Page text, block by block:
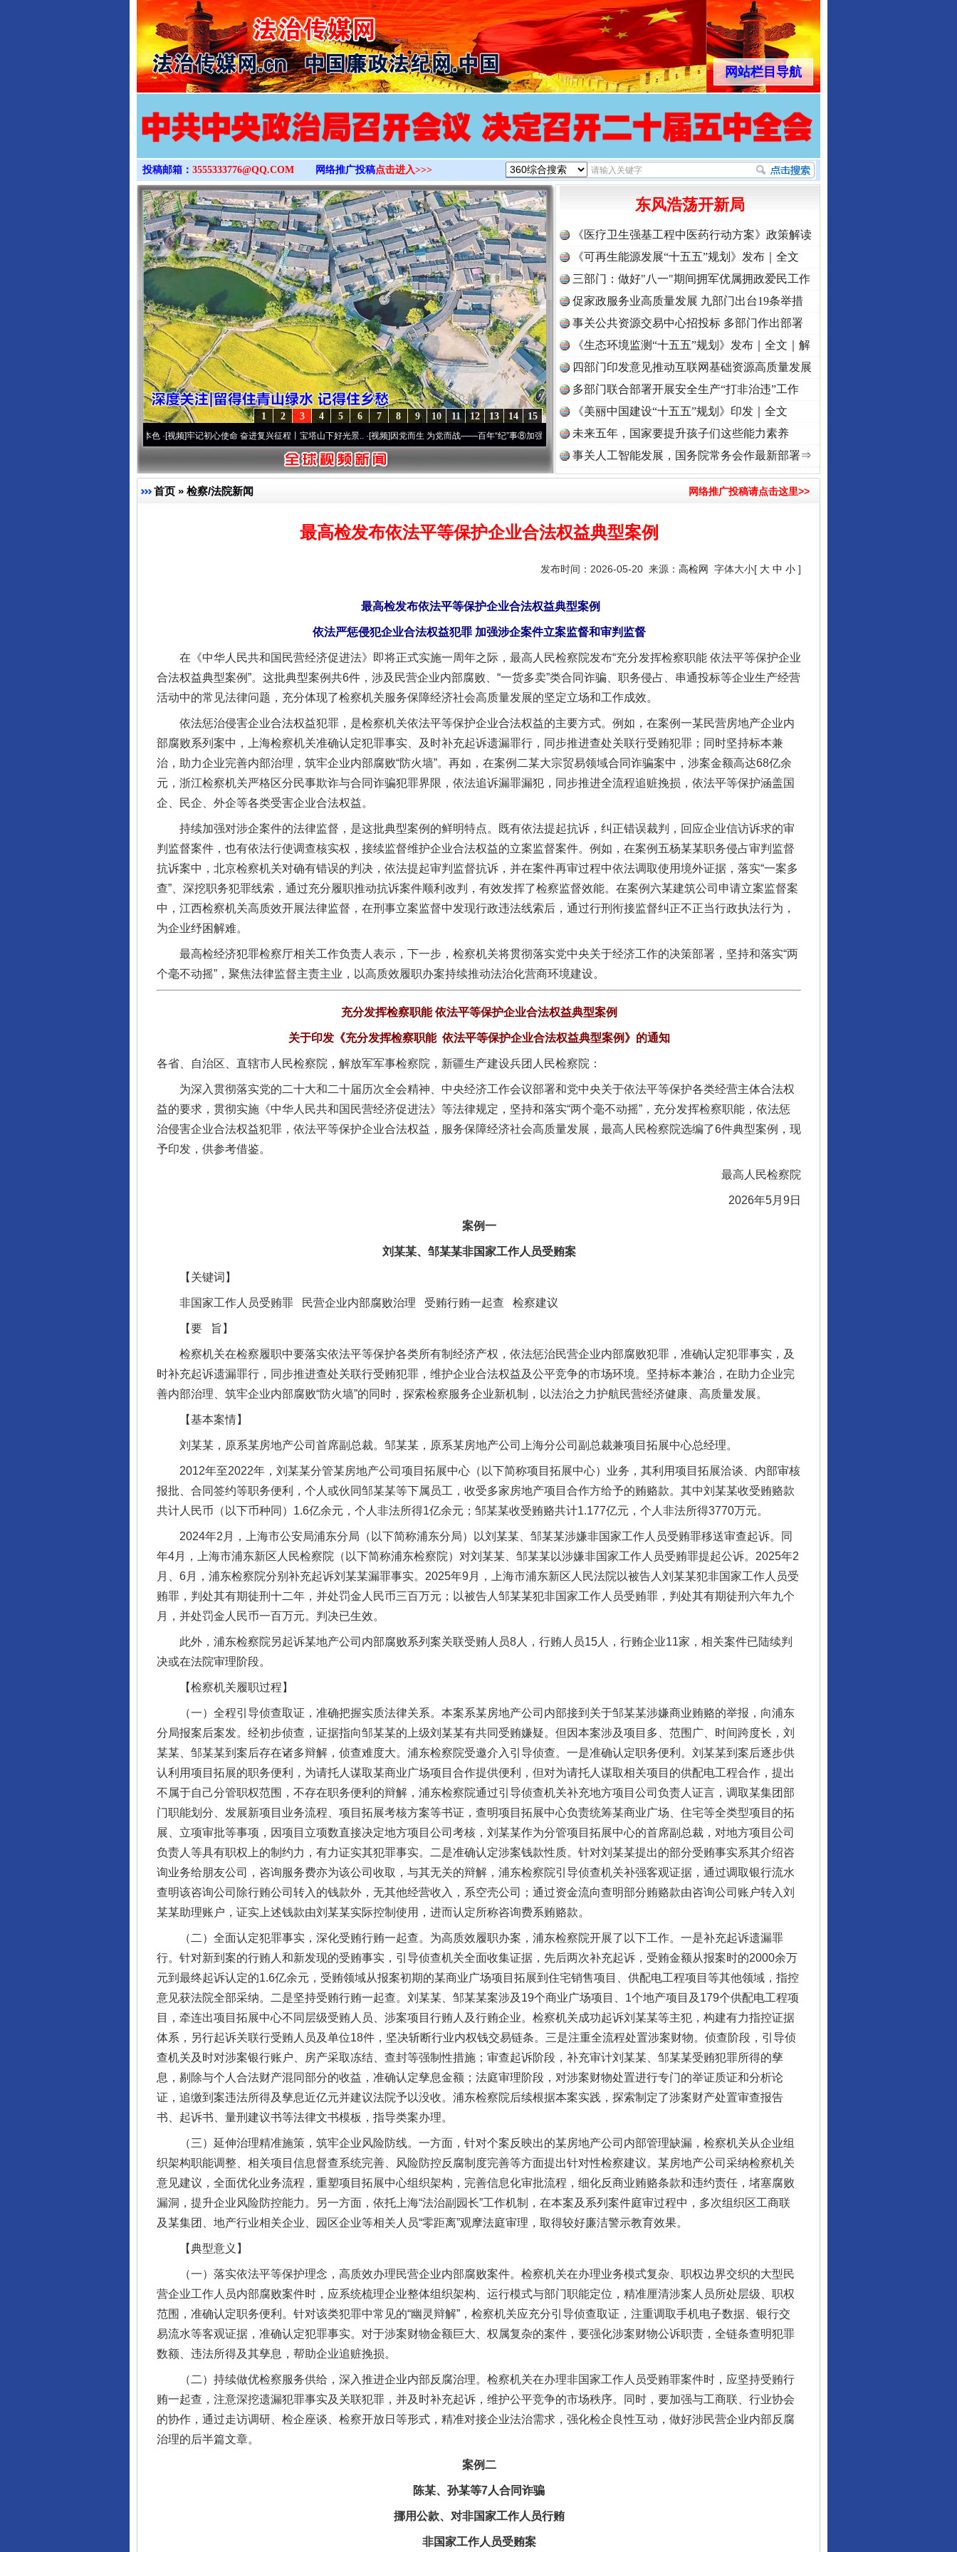
>
网站栏目导航
投稿邮箱： 3555333776@QQ.COM 网络推广投稿点击进入>>>
15
14
13
12
11
10
9
8
7
6
5
4
3
2
1
牢记初心使命 奋进复兴征程丨宝塔山下好光景..·[视频]因党而生 为党而战——百年“纪”事⑧加强纪律..·[视频] 牢记初心使命 奋进复兴征程丨“转折之城”激荡..·[视频]牢记初心使命 奋进复兴征程丨红船起航处 潮起..
东风浩荡开新局
《医疗卫生强基工程中医药行动方案》政策解读
《可再生能源发展“十五五”规划》发布｜全文
三部门：做好"八一"期间拥军优属拥政爱民工作
促家政服务业高质量发展 九部门出台19条举措
事关公共资源交易中心招投标 多部门作出部署
《生态环境监测“十五五”规划》发布｜全文｜解
读
四部门印发意见推动互联网基础资源高质量发展
多部门联合部署开展安全生产“打非治违”工作
《美丽中国建设“十五五”规划》印发｜全文
未来五年，国家要提升孩子们这些能力素养
事关人工智能发展，国务院常务会作最新部署⇒
首页 » 检察/法院新闻 网络推广投稿请点击这里>>
最高检发布依法平等保护企业合法权益典型案例
发布时间：2026-05-20 来源： 高检网 字体大小[ 大 中 小 ]
最高检发布依法平等保护企业合法权益典型案例
依法严惩侵犯企业合法权益犯罪 加强涉企案件立案监督和审判监督
在《中华人民共和国民营经济促进法》即将正式实施一周年之际，最高人民检察院发布“充分发挥检察职能 依法平等保护企业
合法权益典型案例”。这批典型案例共6件，涉及民营企业内部腐败、“一货多卖”类合同诈骗、职务侵占、串通投标等企业生产经营
活动中的常见法律问题，充分体现了检察机关服务保障经济社会高质量发展的坚定立场和工作成效。
依法惩治侵害企业合法权益犯罪，是检察机关依法平等保护企业合法权益的主要方式。例如，在案例一某民营房地产企业内
部腐败系列案中，上海检察机关准确认定犯罪事实、及时补充起诉遗漏罪行，同步推进查处关联行受贿犯罪；同时坚持标本兼
治，助力企业完善内部治理，筑牢企业内部腐败“防火墙”。再如，在案例二某大宗贸易领域合同诈骗案中，涉案金额高达68亿余
元，浙江检察机关严格区分民事欺诈与合同诈骗犯罪界限，依法追诉漏罪漏犯，同步推进全流程追赃挽损，依法平等保护涵盖国
企、民企、外企等各类受害企业合法权益。
持续加强对涉企案件的法律监督，是这批典型案例的鲜明特点。既有依法提起抗诉，纠正错误裁判，回应企业信访诉求的审
判监督案件，也有依法行使调查核实权，接续监督维护企业合法权益的立案监督案件。例如，在案例五杨某某职务侵占审判监督
抗诉案中，北京检察机关对确有错误的判决，依法提起审判监督抗诉，并在案件再审过程中依法调取使用境外证据，落实“一案多
查”、深挖职务犯罪线索，通过充分履职推动抗诉案件顺利改判，有效发挥了检察监督效能。在案例六某建筑公司申请立案监督案
中，江西检察机关高质效开展法律监督，在刑事立案监督中发现行政违法线索后，通过行刑衔接监督纠正不正当行政执法行为，
为企业纾困解难。
最高检经济犯罪检察厅相关工作负责人表示，下一步，检察机关将贯彻落实党中央关于经济工作的决策部署，坚持和落实“两
个毫不动摇”，聚焦法律监督主责主业，以高质效履职办案持续推动法治化营商环境建设。
充分发挥检察职能 依法平等保护企业合法权益典型案例
关于印发《充分发挥检察职能 依法平等保护企业合法权益典型案例》的通知
各省、自治区、直辖市人民检察院，解放军军事检察院，新疆生产建设兵团人民检察院：
为深入贯彻落实党的二十大和二十届历次全会精神、中央经济工作会议部署和党中央关于依法平等保护各类经营主体合法权
益的要求，贯彻实施《中华人民共和国民营经济促进法》等法律规定，坚持和落实“两个毫不动摇”，充分发挥检察职能，依法惩
治侵害企业合法权益犯罪，依法平等保护企业合法权益，服务保障经济社会高质量发展，最高人民检察院选编了6件典型案例，现
予印发，供参考借鉴。
最高人民检察院
2026年5月9日
案例一
刘某某、邹某某非国家工作人员受贿案
【关键词】
非国家工作人员受贿罪 民营企业内部腐败治理 受贿行贿一起查 检察建议
【要 旨】
检察机关在检察履职中要落实依法平等保护各类所有制经济产权，依法惩治民营企业内部腐败犯罪，准确认定犯罪事实，及
时补充起诉遗漏罪行，同步推进查处关联行受贿犯罪，维护企业合法权益及公平竞争的市场环境。坚持标本兼治，在助力企业完
善内部治理、筑牢企业内部腐败“防火墙”的同时，探索检察服务企业新机制，以法治之力护航民营经济健康、高质量发展。
【基本案情】
刘某某，原系某房地产公司首席副总裁。邹某某，原系某房地产公司上海分公司副总裁兼项目拓展中心总经理。
2012年至2022年，刘某某分管某房地产公司项目拓展中心（以下简称项目拓展中心）业务，其利用项目拓展洽谈、内部审核
报批、合同签约等职务便利，个人或伙同邹某某等下属员工，收受多家房地产项目合作方给予的贿赂款。其中刘某某收受贿赂款
共计人民币（以下币种同）1.6亿余元，个人非法所得1亿余元；邹某某收受贿赂共计1.177亿元，个人非法所得3770万元。
2024年2月，上海市公安局浦东分局（以下简称浦东分局）以刘某某、邹某某涉嫌非国家工作人员受贿罪移送审查起诉。同
年4月，上海市浦东新区人民检察院（以下简称浦东检察院）对刘某某、邹某某以涉嫌非国家工作人员受贿罪提起公诉。2025年2
月、6月，浦东检察院分别补充起诉刘某某漏罪事实。2025年9月，上海市浦东新区人民法院以被告人刘某某犯非国家工作人员受
贿罪，判处其有期徒刑十二年，并处罚金人民币三百万元；以被告人邹某某犯非国家工作人员受贿罪，判处其有期徒刑六年九个
月，并处罚金人民币一百万元。判决已生效。
此外，浦东检察院另起诉某地产公司内部腐败系列案关联受贿人员8人，行贿人员15人，行贿企业11家，相关案件已陆续判
决或在法院审理阶段。
【检察机关履职过程】
（一）全程引导侦查取证，准确把握实质法律关系。本案系某房地产公司内部接到关于邹某某涉嫌商业贿赂的举报，向浦东
分局报案后案发。经初步侦查，证据指向邹某某的上级刘某某有共同受贿嫌疑。但因本案涉及项目多、范围广、时间跨度长，刘
某某、邹某某到案后存在诸多辩解，侦查难度大。浦东检察院受邀介入引导侦查。一是准确认定职务便利。刘某某到案后逐步供
认利用项目拓展的职务便利，为请托人谋取某商业广场项目合作提供便利，但对为请托人谋取相关项目的供配电工程合作，提出
不属于自己分管职权范围，不存在职务便利的辩解，浦东检察院通过引导侦查机关补充地方项目公司负责人证言，调取某集团部
门职能划分、发展新项目业务流程、项目拓展考核方案等书证，查明项目拓展中心负责统筹某商业广场、住宅等全类型项目的拓
展、立项审批等事项，因项目立项数直接决定地方项目公司考核，刘某某作为分管项目拓展中心的首席副总裁，对地方项目公司
负责人等具有职权上的制约力，有力证实其犯罪事实。二是准确认定涉案钱款性质。针对刘某某提出的部分受贿事实系其介绍咨
询业务给朋友公司，咨询服务费亦为该公司收取，与其无关的辩解，浦东检察院引导侦查机关补强客观证据，通过调取银行流水
查明该咨询公司除行贿公司转入的钱款外，无其他经营收入，系空壳公司；通过资金流向查明部分贿赂款由咨询公司账户转入刘
某某助理账户，证实上述钱款由刘某某实际控制使用，进而认定所称咨询费系贿赂款。
（二）全面认定犯罪事实，深化受贿行贿一起查。为高质效履职办案，浦东检察院开展了以下工作。一是补充起诉遗漏罪
行。针对新到案的行贿人和新发现的受贿事实，引导侦查机关全面收集证据，先后两次补充起诉，受贿金额从报案时的2000余万
元到最终起诉认定的1.6亿余元，受贿领域从报案初期的某商业广场项目拓展到住宅销售项目、供配电工程项目等其他领域，指控
意见获法院全部采纳。二是坚持受贿行贿一起查。刘某某、邹某某案涉及19个商业广场项目、1个地产项目及179个供配电工程项
目，牵连出项目拓展中心不同层级受贿人员、涉案项目行贿人及行贿企业。检察机关成功起诉刘某某等主犯，构建有力指控证据
体系，另行起诉关联行受贿人员及单位18件，坚决斩断行业内权钱交易链条。三是注重全流程处置涉案财物。侦查阶段，引导侦
查机关及时对涉案银行账户、房产采取冻结、查封等强制性措施；审查起诉阶段，补充审计刘某某、邹某某受贿犯罪所得的孳
息，剔除与个人合法财产混同部分的收益，准确认定孳息金额；法庭审理阶段，对涉案财物处置进行专门的举证质证和分析论
证，追缴到案违法所得及孳息近亿元并建议法院予以没收。浦东检察院后续根据本案实践，探索制定了涉案财产处置审查报告
书、起诉书、量刑建议书等法律文书模板，指导类案办理。
（三）延伸治理精准施策，筑牢企业风险防线。一方面，针对个案反映出的某房地产公司内部管理缺漏，检察机关从企业组
织架构职能调整、相关项目信息督查系统完善、风险防控反腐制度完善等方面提出针对性检察建议。某房地产公司采纳检察机关
意见建议，全面优化业务流程，重塑项目拓展中心组织架构，完善信息化审批流程，细化反商业贿赂条款和违约责任，堵塞腐败
漏洞，提升企业风险防控能力。另一方面，依托上海“法治副园长”工作机制，在本案及系列案件庭审过程中，多次组织区工商联
及某集团、地产行业相关企业、园区企业等相关人员“零距离”观摩法庭审理，取得较好廉洁警示教育效果。
【典型意义】
（一）落实依法平等保护理念，高质效办理民营企业内部腐败案件。检察机关在办理业务模式复杂、职权边界交织的大型民
营企业工作人员内部腐败案件时，应系统梳理企业整体组织架构、运行模式与部门职能定位，精准厘清涉案人员所处层级、职权
范围，准确认定职务便利。针对该类犯罪中常见的“幽灵辩解”，检察机关应充分引导侦查取证，注重调取手机电子数据、银行交
易流水等客观证据，准确认定犯罪事实。对于涉案财物金额巨大、权属复杂的案件，要强化涉案财物公诉职责，全链条查明犯罪
数额、违法所得及其孳息，帮助企业追赃挽损。
（二）持续做优检察服务供给，深入推进企业内部反腐治理。检察机关在办理非国家工作人员受贿罪案件时，应坚持受贿行
贿一起查，注意深挖遗漏犯罪事实及关联犯罪，并及时补充起诉，维护公平竞争的市场秩序。同时，要加强与工商联、行业协会
的协作，通过走访调研、检企座谈、检察开放日等形式，精准对接企业法治需求，强化检企良性互动，做好涉民营企业内部反腐
治理的后半篇文章。
案例二
陈某、孙某等7人合同诈骗
挪用公款、对非国家工作人员行贿
非国家工作人员受贿案